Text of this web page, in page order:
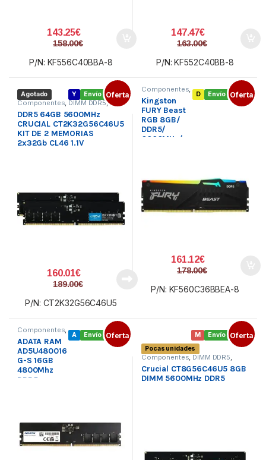
143.25€
158.00€
P/N: KF556C40BBA-8
147.47€
163.00€
P/N: KF552C40BB-8
Envío gratis
Y
Agotado Oferta
Componentes, DIMM DDR5,
DDR5 64GB 5600MHz
CRUCIAL CT2K32G56C46U5
KIT DE 2 MEMORIAS
2x32Gb CL46 1.1V
160.01€
189.00€
P/N: CT2K32G56C46U5
Envío gratis
D Oferta
Componentes,
DIMM DDR5
Memoria PC
Kingston
FURY Beast
RGB 8GB/
DDR5/
6000MHz/
161.12€
178.00€
P/N: KF560C36BBEA-8
Envío gratis
A Oferta
Componentes,
DIMM DDR5
Memoria PC
ADATA RAM
AD5U480016
G-S 16GB
4800Mhz
DDR5
Envío gratis
M Oferta
Pocas unidades
Componentes,DIMM DDR5,
Memoria PC
Crucial CT8G56C46U5 8GB
DIMM 5600MHz DDR5